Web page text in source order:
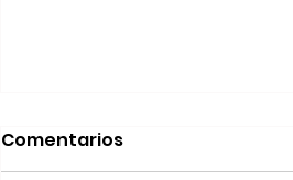
Realizará Escena en
Comentarios